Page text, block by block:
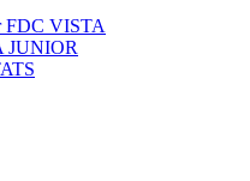
FDC VISTA
JUNIOR